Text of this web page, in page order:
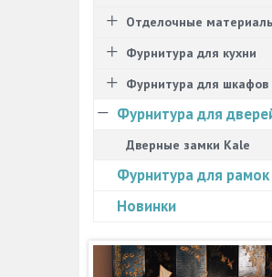
Отделочные
Фурнитура для кухни
Фурнитура для шкафов
Фурнитура для
Дверные замки Kale
Фурнитура для рамок
Новинки